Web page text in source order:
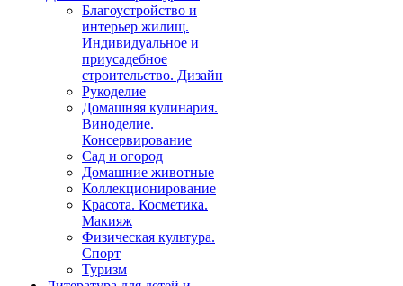
Благоустройство и
интерьер жилищ.
Индивидуальное и
приусадебное
строительство. Дизайн
Рукоделие
Домашняя кулинария.
Виноделие.
Консервирование
Сад и огород
Домашние животные
Коллекционирование
Красота. Косметика.
Макияж
Физическая культура.
Спорт
Туризм